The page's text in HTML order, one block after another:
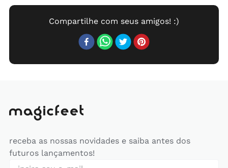
receba as nossas novidades e saiba antes dos
futuros lançamentos!